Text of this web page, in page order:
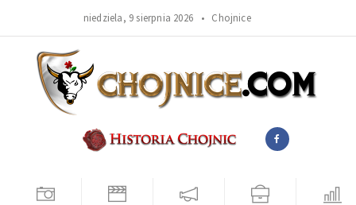
niedziela, 9 sierpnia 2026 • Chojnice